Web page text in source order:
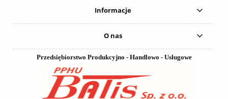
Informacje
O nas
Przedsiębiorstwo Produkcyjno - Handlowo - Usługowe